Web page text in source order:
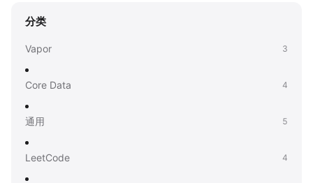
分类
Vapor 3
Core Data 4
通用 5
LeetCode 4